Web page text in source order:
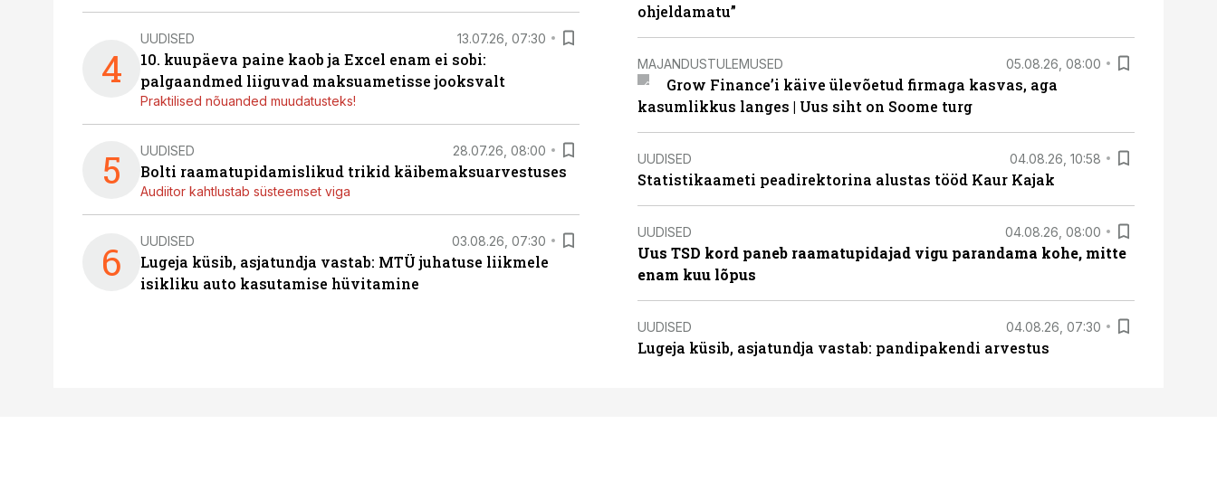
4
UUDISED 13.07.26, 07:30
10. kuupäeva paine kaob ja Excel enam ei sobi:
palgaandmed liiguvad maksuametisse jooksvalt
Praktilised nõuanded muudatusteks!
5 UUDISED 28.07.26, 08:00
Bolti raamatupidamislikud trikid käibemaksuarvestuses
Audiitor kahtlustab süsteemset viga
6 UUDISED 03.08.26, 07:30
Lugeja küsib, asjatundja vastab: MTÜ juhatuse liikmele
isikliku auto kasutamise hüvitamine
ohjeldamatu”
MAJANDUSTULEMUSED 05.08.26, 08:00
Grow Finance’i käive ülevõetud firmaga kasvas, aga
kasumlikkus langes | Uus siht on Soome turg
UUDISED 04.08.26, 10:58
Statistikaameti peadirektorina alustas tööd Kaur Kajak
UUDISED 04.08.26, 08:00
Uus TSD kord paneb raamatupidajad vigu parandama kohe, mitte
enam kuu lõpus
UUDISED 04.08.26, 07:30
Lugeja küsib, asjatundja vastab: pandipakendi arvestus